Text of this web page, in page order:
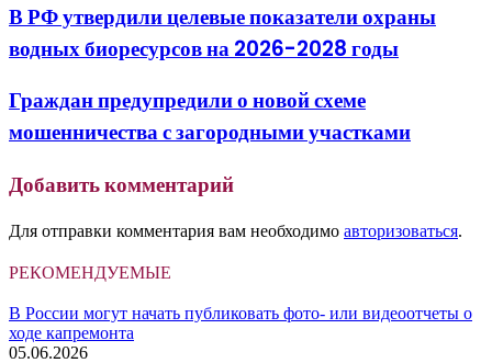
В РФ утвердили целевые показатели охраны
водных биоресурсов на 2026-2028 годы
Граждан предупредили о новой схеме
мошенничества с загородными участками
Добавить комментарий
Для отправки комментария вам необходимо авторизоваться.
РЕКОМЕНДУЕМЫЕ
В России могут начать публиковать фото- или видеоотчеты о
ходе капремонта
05.06.2026